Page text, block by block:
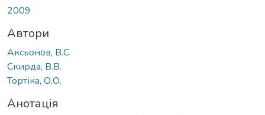
2009
Автори
Аксьонов, В.С.
Скирда, В.В.
Тортіка, О.О.
Анотація